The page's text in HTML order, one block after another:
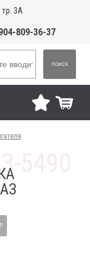
3А
809-36-37
ПОИСК